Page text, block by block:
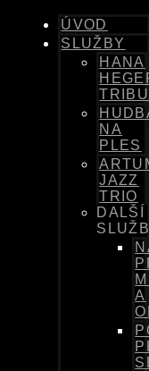
ÚVOD
SLUŽBY
HANA
NA
PLES
JAZZ
TRIO
DALŠÍ
A